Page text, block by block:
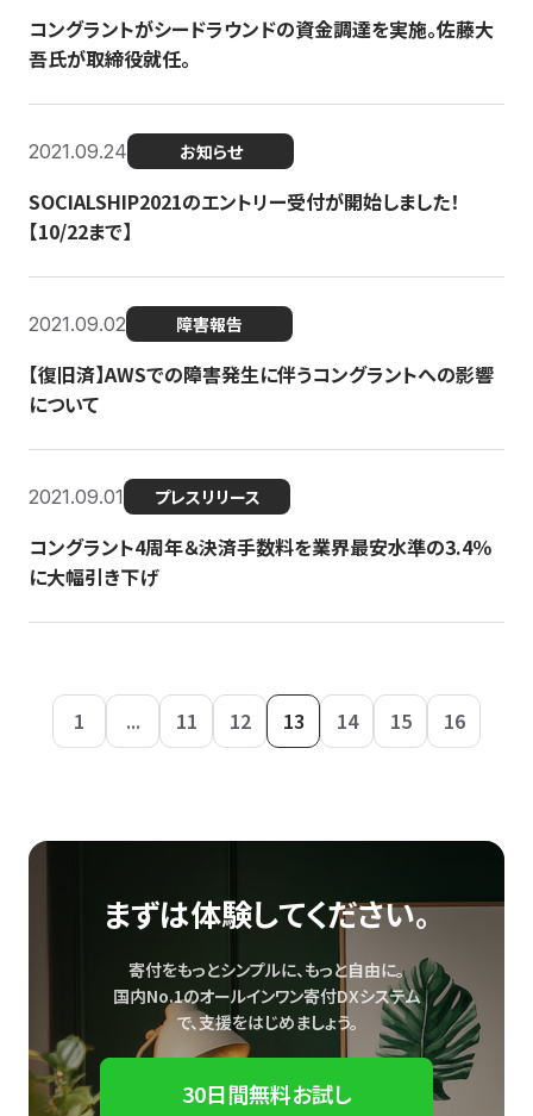
コングラントがシードラウンドの資金調達を実施。佐藤大
吾氏が取締役就任。
2021.09.24 お知らせ
SOCIALSHIP2021のエントリー受付が開始しました！
【10/22まで】
2021.09.02 障害報告
【復旧済】AWSでの障害発生に伴うコングラントへの影響
について
2021.09.01 プレスリリース
コングラント4周年＆決済手数料を業界最安水準の3.4％
に大幅引き下げ
1 ... 11 12 13 14 15 16
まずは体験してください。
寄付をもっとシンプルに、もっと自由に。
国内No.1のオールインワン寄付DXシステム
で、支援をはじめましょう。
30日間無料お試し